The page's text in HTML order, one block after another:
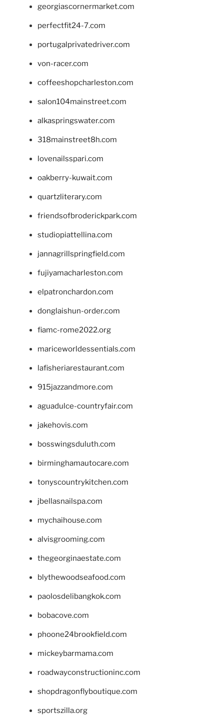
georgiascornermarket.com
perfectfit24-7.com
portugalprivatedriver.com
von-racer.com
coffeeshopcharleston.com
salon104mainstreet.com
alkaspringswater.com
318mainstreet8h.com
lovenailsspari.com
oakberry-kuwait.com
quartzliterary.com
friendsofbroderickpark.com
studiopiattellina.com
jannagrillspringfield.com
fujiyamacharleston.com
elpatronchardon.com
donglaishun-order.com
fiamc-rome2022.org
mariceworldessentials.com
lafisheriarestaurant.com
915jazzandmore.com
aguadulce-countryfair.com
jakehovis.com
bosswingsduluth.com
birminghamautocare.com
tonyscountrykitchen.com
jbellasnailspa.com
mychaihouse.com
alvisgrooming.com
thegeorginaestate.com
blythewoodseafood.com
paolosdelibangkok.com
bobacove.com
phoone24brookfield.com
mickeybarmama.com
roadwayconstructioninc.com
shopdragonflyboutique.com
sportszilla.org